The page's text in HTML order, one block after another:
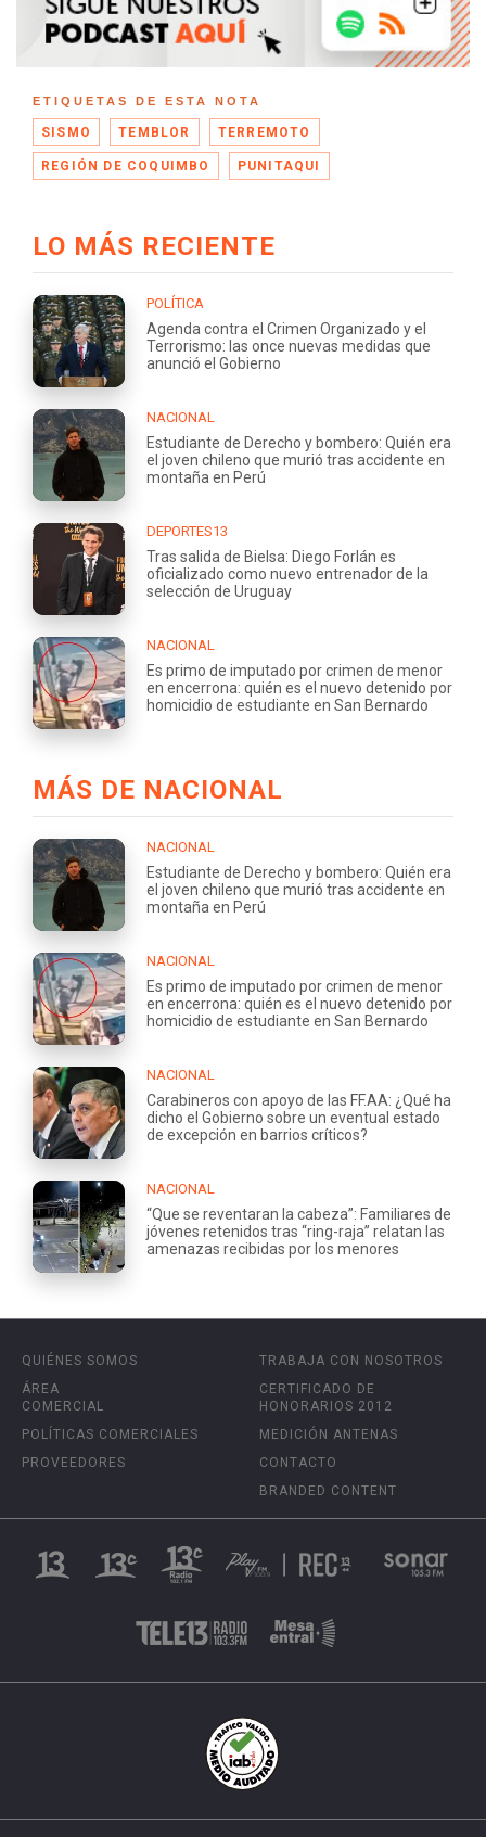
ETIQUETAS DE ESTA NOTA
SISMO TEMBLOR TERREMOTO
REGIÓN DE COQUIMBO PUNITAQUI
LO MÁS RECIENTE
POLÍTICA
Agenda contra el Crimen Organizado y el
Terrorismo: las once nuevas medidas que
anunció el Gobierno
NACIONAL
Estudiante de Derecho y bombero: Quién era
el joven chileno que murió tras accidente en
montaña en Perú
DEPORTES13
Tras salida de Bielsa: Diego Forlán es
oficializado como nuevo entrenador de la
selección de Uruguay
NACIONAL
Es primo de imputado por crimen de menor
en encerrona: quién es el nuevo detenido por
homicidio de estudiante en San Bernardo
MÁS DE NACIONAL
NACIONAL
Estudiante de Derecho y bombero: Quién era
el joven chileno que murió tras accidente en
montaña en Perú
NACIONAL
Es primo de imputado por crimen de menor
en encerrona: quién es el nuevo detenido por
homicidio de estudiante en San Bernardo
NACIONAL
Carabineros con apoyo de las FF.AA: ¿Qué ha
dicho el Gobierno sobre un eventual estado
de excepción en barrios críticos?
NACIONAL
“Que se reventaran la cabeza”: Familiares de
jóvenes retenidos tras “ring-raja” relatan las
amenazas recibidas por los menores
QUIÉNES SOMOS
ÁREA
COMERCIAL
POLÍTICAS COMERCIALES
PROVEEDORES
TRABAJA CON NOSOTROS
CERTIFICADO DE
HONORARIOS 2012
MEDICIÓN ANTENAS
CONTACTO
BRANDED CONTENT